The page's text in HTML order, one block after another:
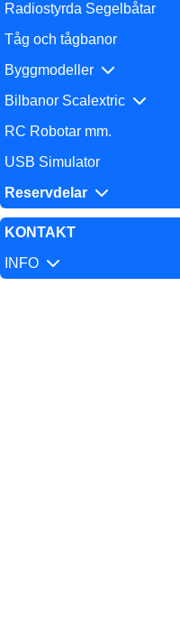
Radiostyrda Segelbåtar
Tåg och tågbanor
Byggmodeller
Bilbanor Scalextric
RC Robotar mm.
USB Simulator
Reservdelar
KONTAKT
INFO